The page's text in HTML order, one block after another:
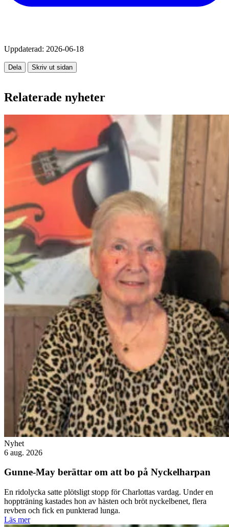
Uppdaterad: 2026-06-18
Dela Skriv ut sidan
Relaterade nyheter
Nyhet
6 aug. 2026
Gunne-May berättar om att bo på Nyckelharpan
En ridolycka satte plötsligt stopp för Charlottas vardag. Under en
hoppträning kastades hon av hästen och bröt nyckelbenet, flera
revben och fick en punkterad lunga.
Läs mer